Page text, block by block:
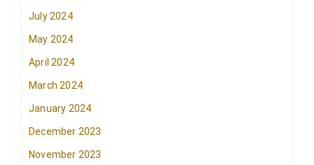
July 2024
May 2024
April 2024
March 2024
January 2024
December 2023
November 2023